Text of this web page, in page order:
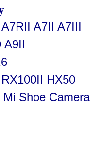
A7II A7III
A9II
HX50
Shoe Camera